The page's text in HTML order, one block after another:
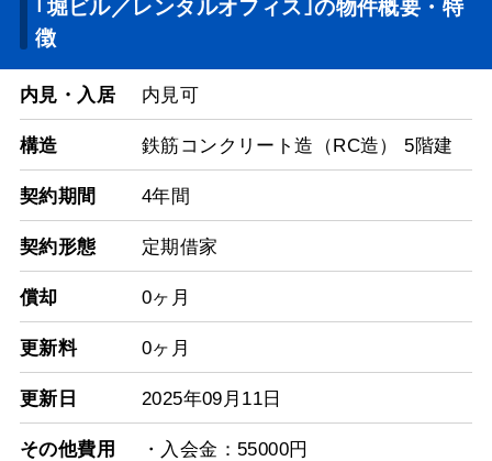
｢堀ビル／レンタルオフィス｣の物件概要・特
徴
内見・入居 内見可
構造 鉄筋コンクリート造（RC造） 5階建
契約期間 4年間
契約形態 定期借家
償却 0ヶ月
更新料 0ヶ月
更新日 2025年09月11日
その他費用
・入会金：55000円